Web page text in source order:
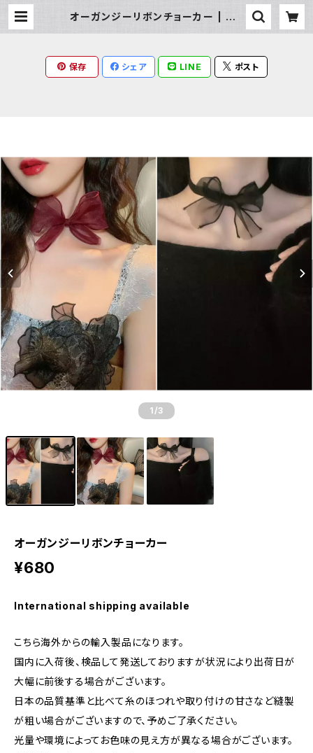
オーガンジーリボンチョーカー | Mil
保存 シェア LINE ポスト
1 /3
オーガンジーリボンチョーカー
¥680
International shipping available
こちら海外からの輸入製品になります。
国内に入荷後、検品して発送しておりますが状況により出荷日が
大幅に前後する場合がございます。
日本の品質基準と比べて糸のほつれや取り付けの甘さなど縫製
が粗い場合がございますので、予めご了承ください。
光量や環境によってお色味の見え方が異なる場合がございます。